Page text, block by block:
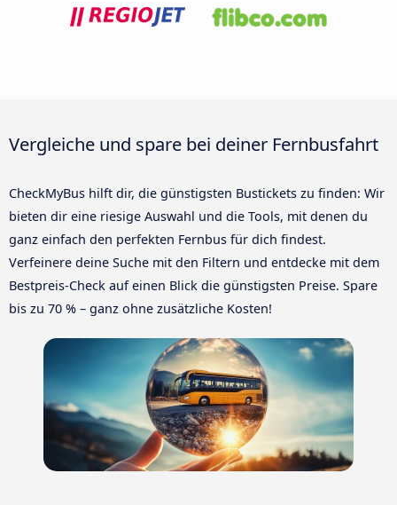
Vergleiche und spare bei deiner Fernbusfahrt
CheckMyBus hilft dir, die günstigsten Bustickets zu finden: Wir
bieten dir eine riesige Auswahl und die Tools, mit denen du
ganz einfach den perfekten Fernbus für dich findest.
Verfeinere deine Suche mit den Filtern und entdecke mit dem
Bestpreis-Check auf einen Blick die günstigsten Preise. Spare
bis zu 70 % – ganz ohne zusätzliche Kosten!